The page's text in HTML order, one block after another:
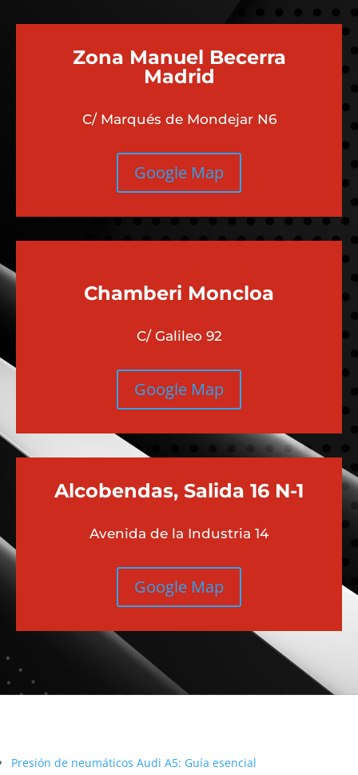
Zona Manuel Becerra
Madrid
C/ Marqués de Mondejar N6
Google Map
Chamberi Moncloa
C/ Galileo 92
Google Map
Alcobendas, Salida 16 N-1
Avenida de la Industria 14
Google Map
Presión de neumáticos Audi A5: Guía esencial